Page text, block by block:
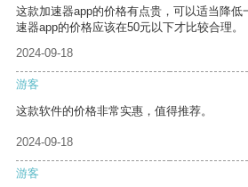
这款加速器app的价格有点贵，可以适当降低
速器app的价格应该在50元以下才比较合理。
2024-09-18
游客
这款软件的价格非常实惠，值得推荐。
2024-09-18
游客